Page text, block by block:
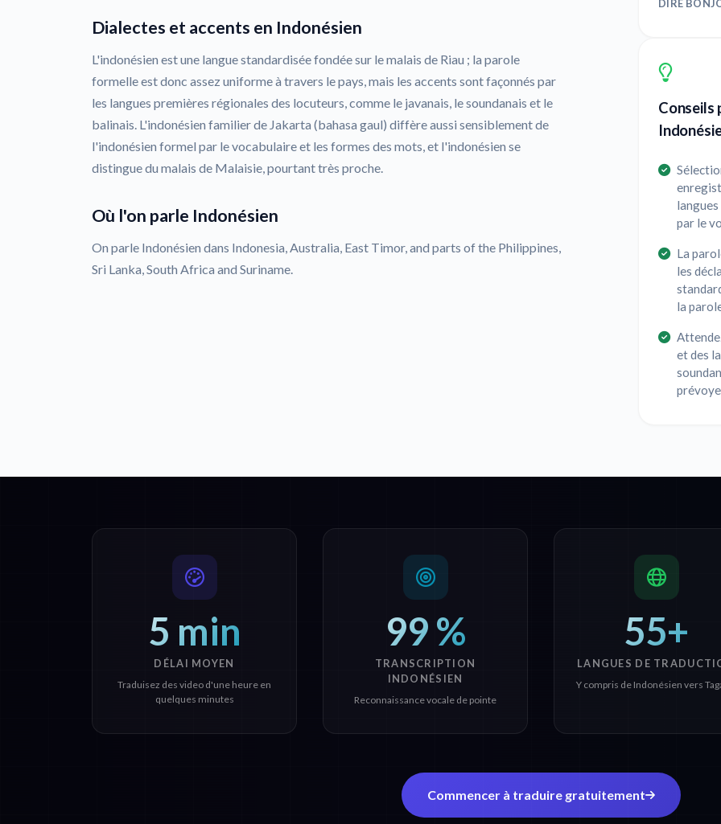
Dialectes et accents en Indonésien
L'indonésien est une langue standardisée fondée sur le malais de Riau ; la parole
formelle est donc assez uniforme à travers le pays, mais les accents sont façonnés par
les langues premières régionales des locuteurs, comme le javanais, le soundanais et le
balinais. L'indonésien familier de Jakarta (bahasa gaul) diffère aussi sensiblement de
l'indonésien formel par le vocabulaire et les formes des mots, et l'indonésien se
distingue du malais de Malaisie, pourtant très proche.
Où l'on parle Indonésien
On parle Indonésien dans Indonesia, Australia, East Timor, and parts of the Philippines,
Sri Lanka, South Africa and Suriname.
DIRE
Conseils
par le
La
les
la
et des
5 min
DÉLAI MOYEN
Traduisez des video d'une heure en
quelques minutes
99 %
TRANSCRIPTION
INDONÉSIEN
Reconnaissance vocale de pointe
55+
LANGUES DE
Y compris de Indonésien vers
Commencer à traduire gratuitement